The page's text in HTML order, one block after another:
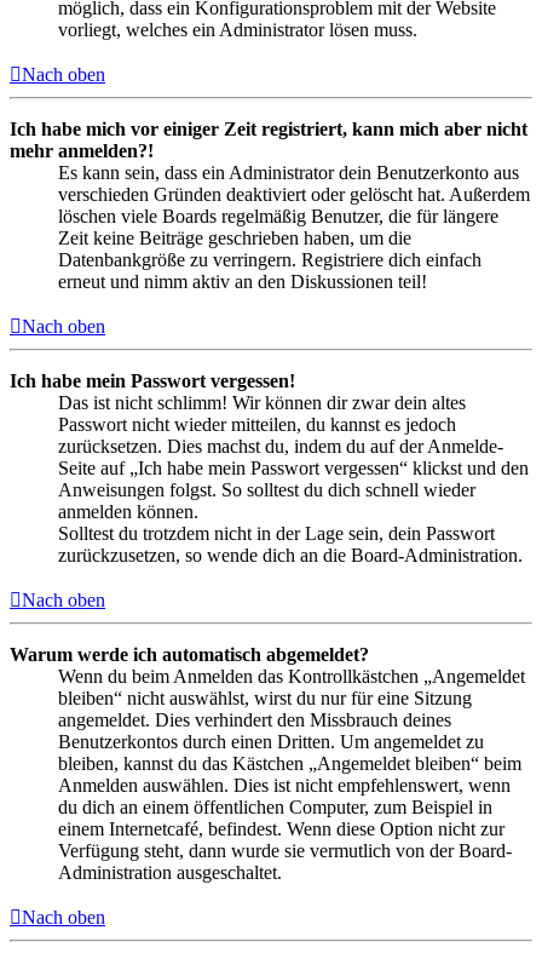
möglich, dass ein Konfigurationsproblem mit der Website
vorliegt, welches ein Administrator lösen muss.
Nach oben
Ich habe mich vor einiger Zeit registriert, kann mich aber nicht
mehr anmelden?!
Es kann sein, dass ein Administrator dein Benutzerkonto aus
verschieden Gründen deaktiviert oder gelöscht hat. Außerdem
löschen viele Boards regelmäßig Benutzer, die für längere
Zeit keine Beiträge geschrieben haben, um die
Datenbankgröße zu verringern. Registriere dich einfach
erneut und nimm aktiv an den Diskussionen teil!
Nach oben
Ich habe mein Passwort vergessen!
Das ist nicht schlimm! Wir können dir zwar dein altes
Passwort nicht wieder mitteilen, du kannst es jedoch
zurücksetzen. Dies machst du, indem du auf der Anmelde-
Seite auf „Ich habe mein Passwort vergessen“ klickst und den
Anweisungen folgst. So solltest du dich schnell wieder
anmelden können.
Solltest du trotzdem nicht in der Lage sein, dein Passwort
zurückzusetzen, so wende dich an die Board-Administration.
Nach oben
Warum werde ich automatisch abgemeldet?
Wenn du beim Anmelden das Kontrollkästchen „Angemeldet
bleiben“ nicht auswählst, wirst du nur für eine Sitzung
angemeldet. Dies verhindert den Missbrauch deines
Benutzerkontos durch einen Dritten. Um angemeldet zu
bleiben, kannst du das Kästchen „Angemeldet bleiben“ beim
Anmelden auswählen. Dies ist nicht empfehlenswert, wenn
du dich an einem öffentlichen Computer, zum Beispiel in
einem Internetcafé, befindest. Wenn diese Option nicht zur
Verfügung steht, dann wurde sie vermutlich von der Board-
Administration ausgeschaltet.
Nach oben